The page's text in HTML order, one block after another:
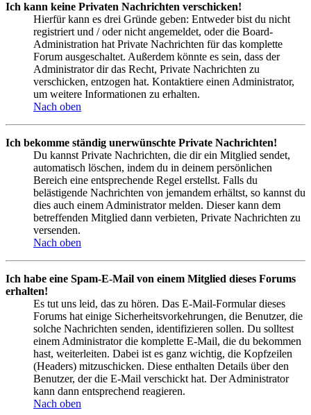
Ich kann keine Privaten Nachrichten verschicken!
Hierfür kann es drei Gründe geben: Entweder bist du nicht
registriert und / oder nicht angemeldet, oder die Board-
Administration hat Private Nachrichten für das komplette
Forum ausgeschaltet. Außerdem könnte es sein, dass der
Administrator dir das Recht, Private Nachrichten zu
verschicken, entzogen hat. Kontaktiere einen Administrator,
um weitere Informationen zu erhalten.
Nach oben
Ich bekomme ständig unerwünschte Private Nachrichten!
Du kannst Private Nachrichten, die dir ein Mitglied sendet,
automatisch löschen, indem du in deinem persönlichen
Bereich eine entsprechende Regel erstellst. Falls du
belästigende Nachrichten von jemandem erhältst, so kannst du
dies auch einem Administrator melden. Dieser kann dem
betreffenden Mitglied dann verbieten, Private Nachrichten zu
versenden.
Nach oben
Ich habe eine Spam-E-Mail von einem Mitglied dieses Forums
erhalten!
Es tut uns leid, das zu hören. Das E-Mail-Formular dieses
Forums hat einige Sicherheitsvorkehrungen, die Benutzer, die
solche Nachrichten senden, identifizieren sollen. Du solltest
einem Administrator die komplette E-Mail, die du bekommen
hast, weiterleiten. Dabei ist es ganz wichtig, die Kopfzeilen
(Headers) mitzuschicken. Diese enthalten Details über den
Benutzer, der die E-Mail verschickt hat. Der Administrator
kann dann entsprechend reagieren.
Nach oben